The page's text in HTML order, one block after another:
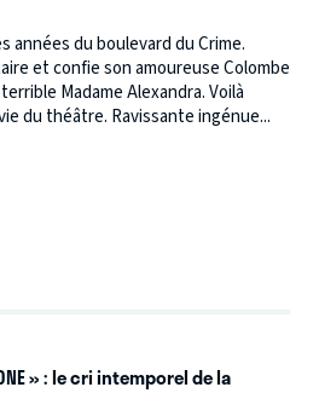
années du boulevard du Crime.
et confie son amoureuse Colombe
Madame Alexandra. Voilà
du théâtre. Ravissante ingénue...
» : le cri intemporel de la